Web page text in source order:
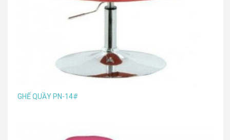
GHẾ QUẦY PN-14#